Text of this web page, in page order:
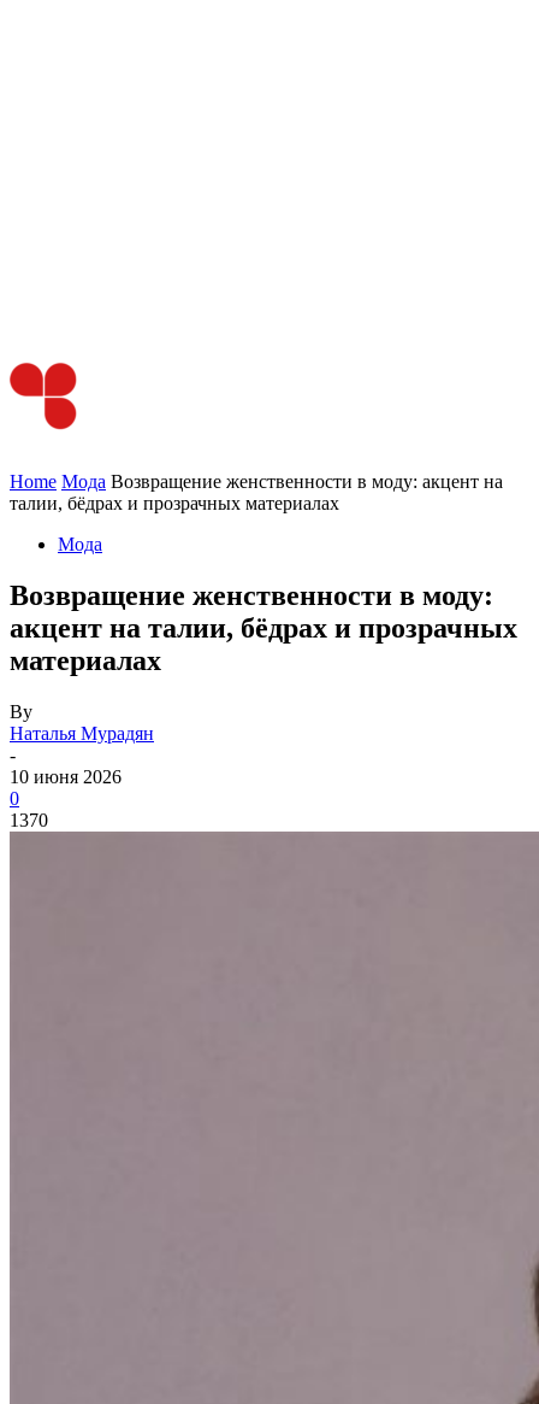
Home Мода Возвращение женственности в моду: акцент на
талии, бёдрах и прозрачных материалах
Мода
Возвращение женственности в моду:
акцент на талии, бёдрах и прозрачных
материалах
By
Наталья Мурадян
-
10 июня 2026
0
1370